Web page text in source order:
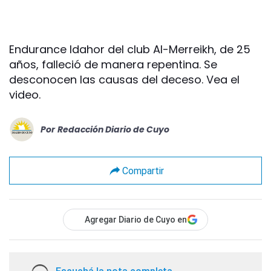
Endurance Idahor del club Al-Merreikh, de 25
años, falleció de manera repentina. Se
desconocen las causas del deceso. Vea el
video.
Por Redacción Diario de Cuyo
Compartir
Agregar Diario de Cuyo en